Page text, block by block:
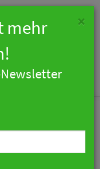
×
mehr